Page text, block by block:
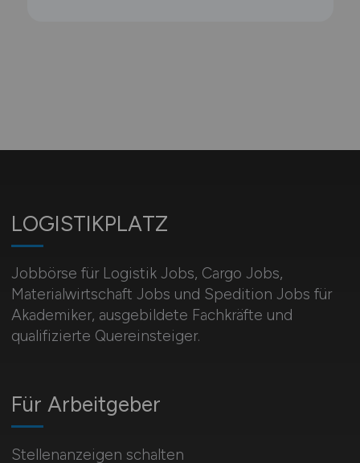
LOGISTIKPLATZ
Jobbörse für Logistik Jobs, Cargo Jobs,
Materialwirtschaft Jobs und Spedition Jobs für
Akademiker, ausgebildete Fachkräfte und
qualifizierte Quereinsteiger.
Für Arbeitgeber
Stellenanzeigen schalten